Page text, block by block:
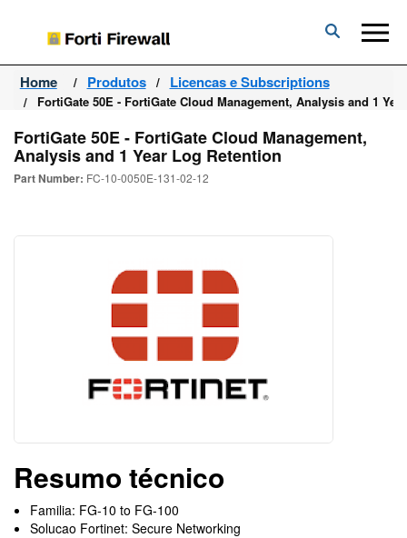
Forti
Firewall
Home Produtos Licencas e Subscriptions
FortiGate 50E - FortiGate Cloud Management, Analysis and 1
FortiGate 50E - FortiGate Cloud Management,
Analysis and 1 Year Log Retention
Part Number: FC-10-0050E-131-02-12
Resumo técnico
Familia: FG-10 to FG-100
Solucao Fortinet: Secure Networking